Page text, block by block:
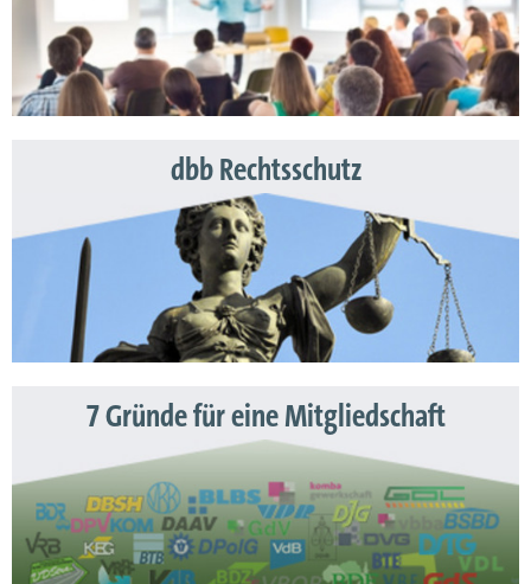
dbb Rechtsschutz
7 Gründe für eine Mitgliedschaft